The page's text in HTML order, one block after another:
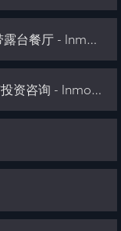
巴塞罗那餐厅转让 | 餐馆、C3执照与带露台餐厅 - Inmo Olaya
巴塞罗那购买餐厅 | 餐厅转让、出售与投资咨询 - Inmo Olaya